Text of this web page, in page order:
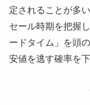
定されることが多
セール時期を把握
ードタイム」を頭
安値を逃す確率を